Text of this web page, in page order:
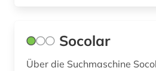
Socolar
Über die Suchmaschine